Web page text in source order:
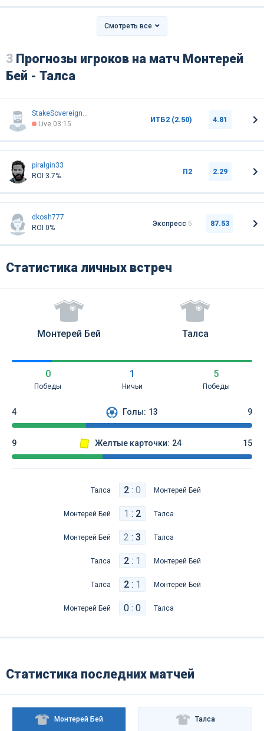
Смотреть все
3 Прогнозы игроков на матч Монтерей
Бей - Талса
StakeSovereign123456789
Live 03:15
ИТБ2 (2.50) 4.81
piralgin33
ROI 3.7%
П2 2.29
dkosh777
ROI 0%
Экспресс 5 87.53
Статистика личных встреч
Монтерей Бей
0
Победы
1
Ничьи
5
Победы
Талса
4 Голы: 13 9
9 Желтые карточки: 24 15
Талса 2: 0 Монтерей Бей
Монтерей Бей 1 : 2 Талса
Монтерей Бей 2 : 3 Талса
Талса 2: 1 Монтерей Бей
Талса 2: 1 Монтерей Бей
Монтерей Бей 0 : 0 Талса
Статистика последних матчей
Монтерей Бей Талса